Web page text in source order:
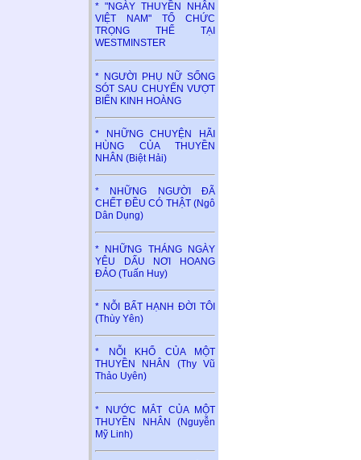
* "NGÀY THUYỀN NHÂN
VIỆT NAM" TỔ CHỨC
TRỌNG THỂ TẠI
WESTMINSTER
* NGƯỜI PHỤ NỮ SỐNG
SÓT SAU CHUYẾN VƯỢT
BIỂN KINH HOÀNG
* NHỮNG CHUYỆN HÃI
HÙNG CỦA THUYỀN
NHÂN (Biệt Hải)
* NHỮNG NGƯỜI ĐÃ
CHẾT ĐỀU CÓ THẬT (Ngô
Dân Dụng)
* NHỮNG THÁNG NGÀY
YÊU DẤU NƠI HOANG
ĐẢO (Tuấn Huy)
* NỖI BẤT HẠNH ĐỜI TÔI
(Thùy Yên)
* NỖI KHỔ CỦA MỘT
THUYỀN NHÂN (Thy Vũ
Thảo Uyên)
* NƯỚC MẮT CỦA MỘT
THUYỀN NHÂN (Nguyễn
Mỹ Linh)